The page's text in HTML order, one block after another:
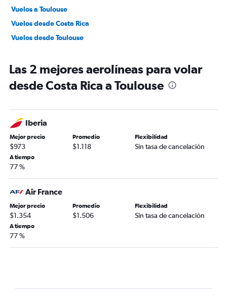
Vuelos a Toulouse
Vuelos desde Costa Rica
Vuelos desde Toulouse
Las 2 mejores aerolíneas para volar
desde Costa Rica a Toulouse
Iberia
Mejor precio
$973
Promedio
$1.118
Flexibilidad
Sin tasa de cancelación
A tiempo
77 %
Air France
Mejor precio
$1.354
Promedio
$1.506
Flexibilidad
Sin tasa de cancelación
A tiempo
77 %